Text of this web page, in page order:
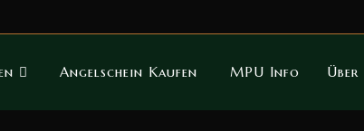
Angelschein Kaufen MPU Info Über